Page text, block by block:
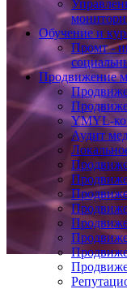
Обучение и
Промт -
Продвижение
YMYL-
Аудит